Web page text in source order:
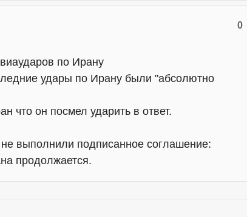
0
по Ирану
удары по Ирану были "абсолютно
что он посмел ударить в ответ.
выполнили подписанное соглашение:
продолжается.